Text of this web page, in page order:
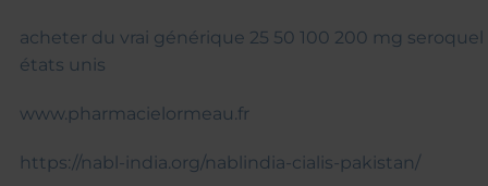
acheter du vrai générique 25 50 100 200 mg seroquel
états unis
www.pharmacielormeau.fr
https://nabl-india.org/nablindia-cialis-pakistan/